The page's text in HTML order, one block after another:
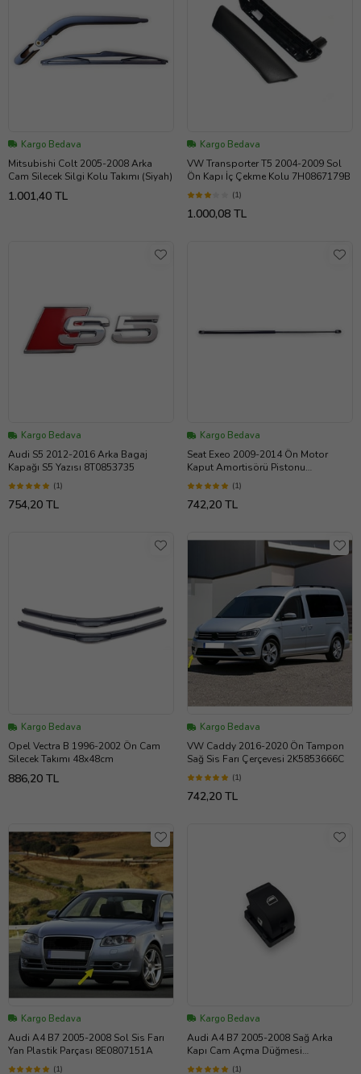
Kargo Bedava
Mitsubishi Colt 2005-2008 Arka
Cam Silecek Silgi Kolu Takımı (Siyah)
1.001,40 TL
Kargo Bedava
VW Transporter T5 2004-2009 Sol
Ön Kapı İç Çekme Kolu 7H0867179B
(1)
1.000,08 TL
Kargo Bedava
Audi S5 2012-2016 Arka Bagaj
Kapağı S5 Yazısı 8T0853735
(1)
754,20 TL
Kargo Bedava
Seat Exeo 2009-2014 Ön Motor
Kaput Amortisörü Pistonu
8E0823359A
(1)
742,20 TL
Kargo Bedava
Opel Vectra B 1996-2002 Ön Cam
Silecek Takımı 48x48cm
886,20 TL
Kargo Bedava
VW Caddy 2016-2020 Ön Tampon
Sağ Sis Farı Çerçevesi 2K5853666C
(1)
742,20 TL
Kargo Bedava
Audi A4 B7 2005-2008 Sol Sis Farı
Yan Plastik Parçası 8E0807151A
(1)
Kargo Bedava
Audi A4 B7 2005-2008 Sağ Arka
Kapı Cam Açma Düğmesi
8E0959855(1)